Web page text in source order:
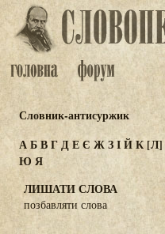
Словник-антисуржик
АБВГДЕЄ ЖЗІЙК[Л]
Ю Я
ЛИШАТИ СЛОВА
позбавляти слова